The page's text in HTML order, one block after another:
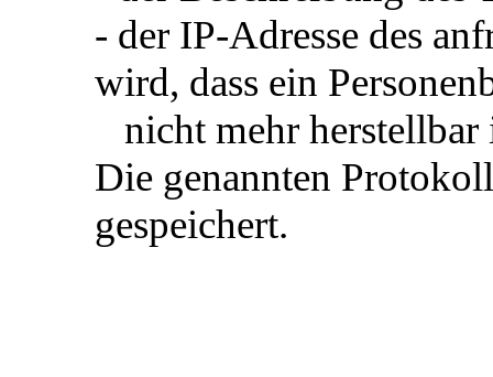
- der IP-Adresse des
wird, dass ein
nicht mehr herstellbar
Die genannten
gespeichert.